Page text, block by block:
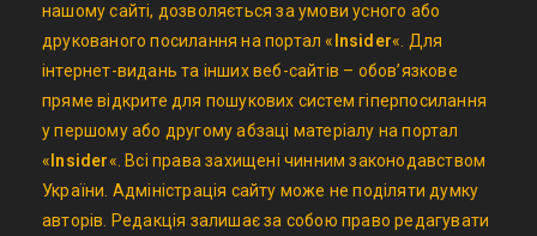
нашому сайті, дозволяється за умови усного або
друкованого посилання на портал « Insider«. Для
інтернет-видань та інших веб-сайтів – обов’язкове
пряме відкрите для пошукових систем гіперпосилання
у першому або другому абзаці матеріалу на портал
« Insider«. Всі права захищені чинним законодавством
України. Адміністрація сайту може не поділяти думку
авторів. Редакція залишає за собою право редагувати